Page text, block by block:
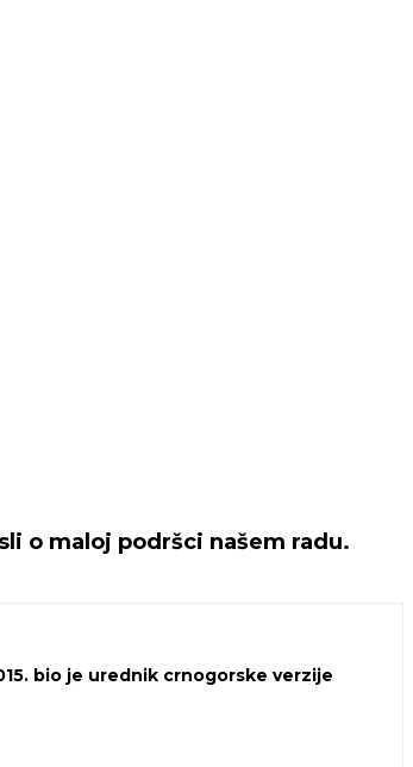
o maloj podršci našem radu.
bio je urednik crnogorske verzije